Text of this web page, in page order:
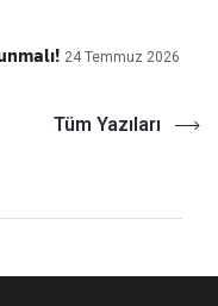
24 Temmuz 2026
Tüm Yazıları